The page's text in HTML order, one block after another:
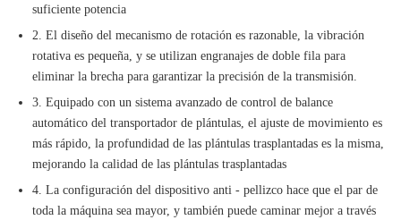
suficiente potencia
2. El diseño del mecanismo de rotación es razonable, la vibración
rotativa es pequeña, y se utilizan engranajes de doble fila para
eliminar la brecha para garantizar la precisión de la transmisión.
3. Equipado con un sistema avanzado de control de balance
automático del transportador de plántulas, el ajuste de movimiento es
más rápido, la profundidad de las plántulas trasplantadas es la misma,
mejorando la calidad de las plántulas trasplantadas
4. La configuración del dispositivo anti - pellizco hace que el par de
toda la máquina sea mayor, y también puede caminar mejor a través